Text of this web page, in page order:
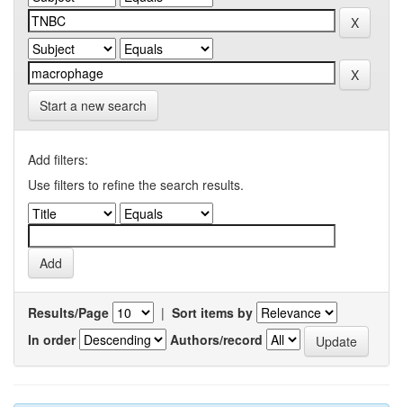
Start a new search
Add filters:
Use filters to refine the search results.
Results/Page | Sort items by
In order
Authors/record